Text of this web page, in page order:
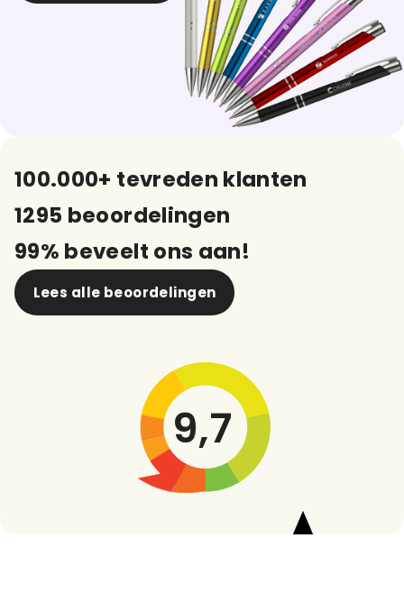
100.000+ tevreden klanten
1295 beoordelingen
99% beveelt ons aan!
Lees alle beoordelingen
9,7